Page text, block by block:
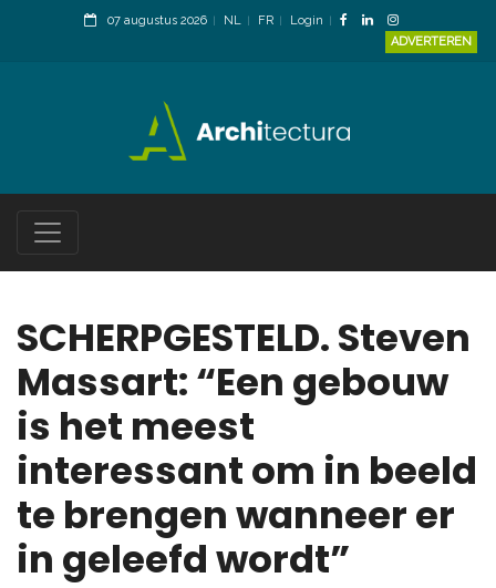
07 augustus 2026 NL FR
Login
ADVERTEREN
SCHERPGESTELD. Steven
Massart: “Een gebouw
is het meest
interessant om in beeld
te brengen wanneer er
in geleefd wordt”